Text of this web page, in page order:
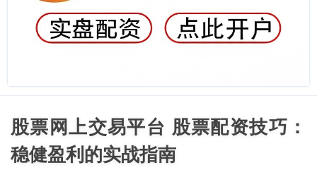
股票网上交易平台 股票配资技巧：
稳健盈利的实战指南